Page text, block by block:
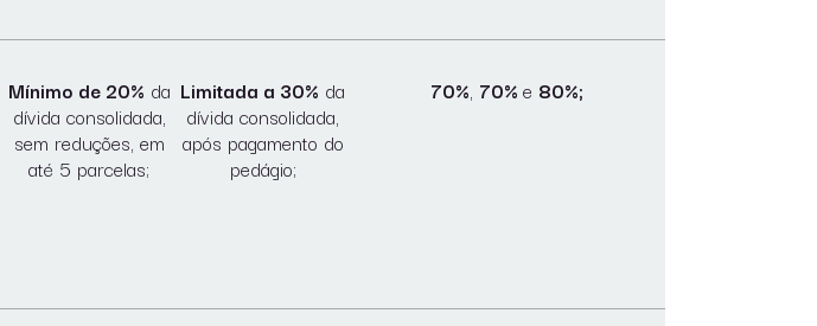
Mínimo de 20% da
dívida consolidada,
sem reduções, em
até 5 parcelas;
Limitada a 30% da
dívida consolidada,
após pagamento do
pedágio;
70%, 70%e 80%;